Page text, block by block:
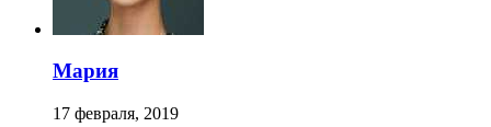
Мария
17 февраля, 2019